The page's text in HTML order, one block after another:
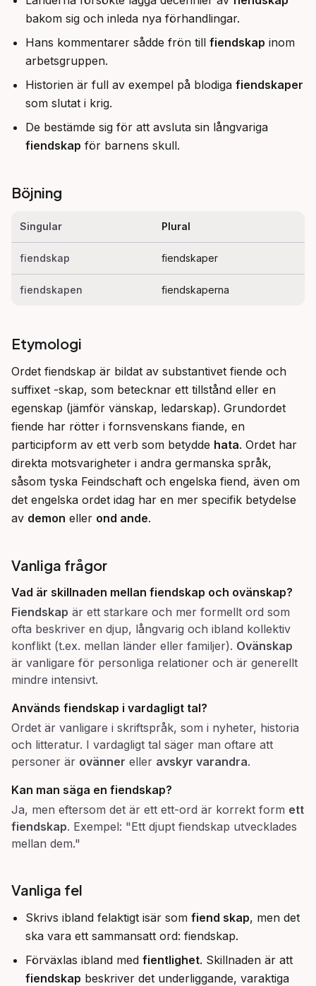
bakom sig och inleda nya förhandlingar.
Hans kommentarer sådde frön till fiendskap inom
arbetsgruppen.
Historien är full av exempel på blodiga fiendskaper
som slutat i krig.
De bestämde sig för att avsluta sin långvariga
fiendskap för barnens skull.
Böjning
Singular Plural
fiendskap fiendskaper
fiendskapen fiendskaperna
Etymologi
Ordet fiendskap är bildat av substantivet fiende och
suffixet -skap, som betecknar ett tillstånd eller en
egenskap (jämför vänskap, ledarskap). Grundordet
fiende har rötter i fornsvenskans fiande, en
participform av ett verb som betydde hata. Ordet har
direkta motsvarigheter i andra germanska språk,
såsom tyska Feindschaft och engelska fiend, även om
det engelska ordet idag har en mer specifik betydelse
av demon eller ond ande.
Vanliga frågor
Vad är skillnaden mellan fiendskap och ovänskap?
Fiendskap är ett starkare och mer formellt ord som
ofta beskriver en djup, långvarig och ibland kollektiv
konflikt (t.ex. mellan länder eller familjer). Ovänskap
är vanligare för personliga relationer och är generellt
mindre intensivt.
Används fiendskap i vardagligt tal?
Ordet är vanligare i skriftspråk, som i nyheter, historia
och litteratur. I vardagligt tal säger man oftare att
personer är ovänner eller avskyr varandra.
Kan man säga en fiendskap?
Ja, men eftersom det är ett ett-ord är korrekt form ett
fiendskap. Exempel: "Ett djupt fiendskap utvecklades
mellan dem."
Vanliga fel
Skrivs ibland felaktigt isär som fiend skap, men det
ska vara ett sammansatt ord: fiendskap.
Förväxlas ibland med fientlighet. Skillnaden är att
fiendskap beskriver det underliggande, varaktiga